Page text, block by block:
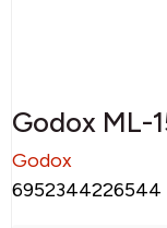
Godox ML-
Godox
6952344226544